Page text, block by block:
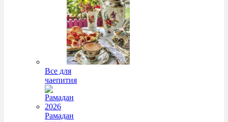
Все для
чаепития
Рамадан